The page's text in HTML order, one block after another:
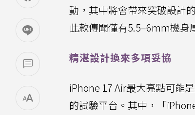
動，其中將會帶來突破設計
此款傳聞僅有5.5–6mm機身
精湛設計換來多項妥協
iPhone 17 Air最大亮點可能
的試驗平台。其中，「